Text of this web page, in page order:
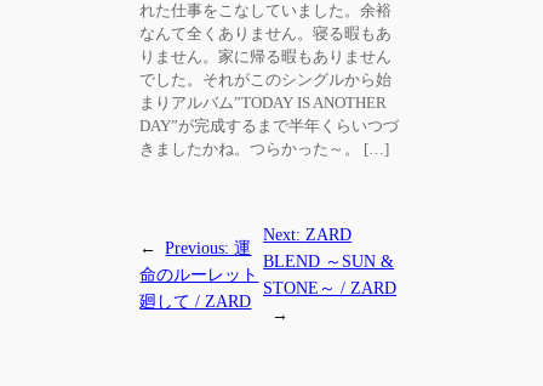
れた仕事をこなしていました。余裕
なんて全くありません。寝る暇もあ
りません。家に帰る暇もありません
でした。それがこのシングルから始
まりアルバム”TODAY IS ANOTHER
DAY”が完成するまで半年くらいつづ
きましたかね。つらかった～。 […]
← Previous:運
命のルーレット
廻して / ZARD
Next: ZARD
BLEND ～SUN &
STONE～ / ZARD
→